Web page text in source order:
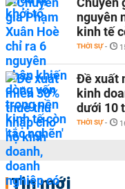
nguyên
kinh tế
THỜI SỰ -
Đề xuất
kinh
dưới 10
THỜI SỰ -
Tin mới